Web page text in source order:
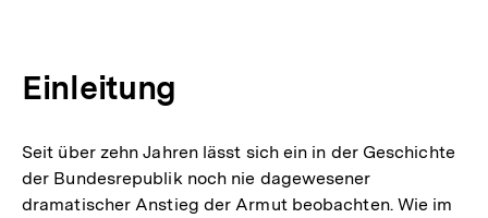
Einleitung
Seit über zehn Jahren lässt sich ein in der Geschichte
der Bundesrepublik noch nie dagewesener
dramatischer Anstieg der Armut beobachten. Wie im